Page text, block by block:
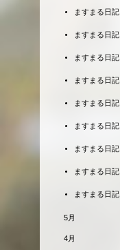
ますまる日記
ますまる日記
ますまる日記
ますまる日記
ますまる日記
ますまる日記
ますまる日記
ますまる日記
ますまる日記
5月
4月